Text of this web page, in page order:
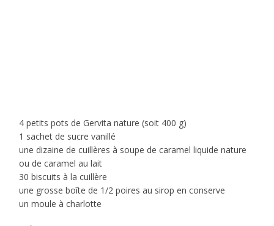
4 petits pots de Gervita nature (soit 400 g)
1 sachet de sucre vanillé
une dizaine de cuillères à soupe de caramel liquide nature
ou de caramel au lait
30 biscuits à la cuillère
une grosse boîte de 1/2 poires au sirop en conserve
un moule à charlotte